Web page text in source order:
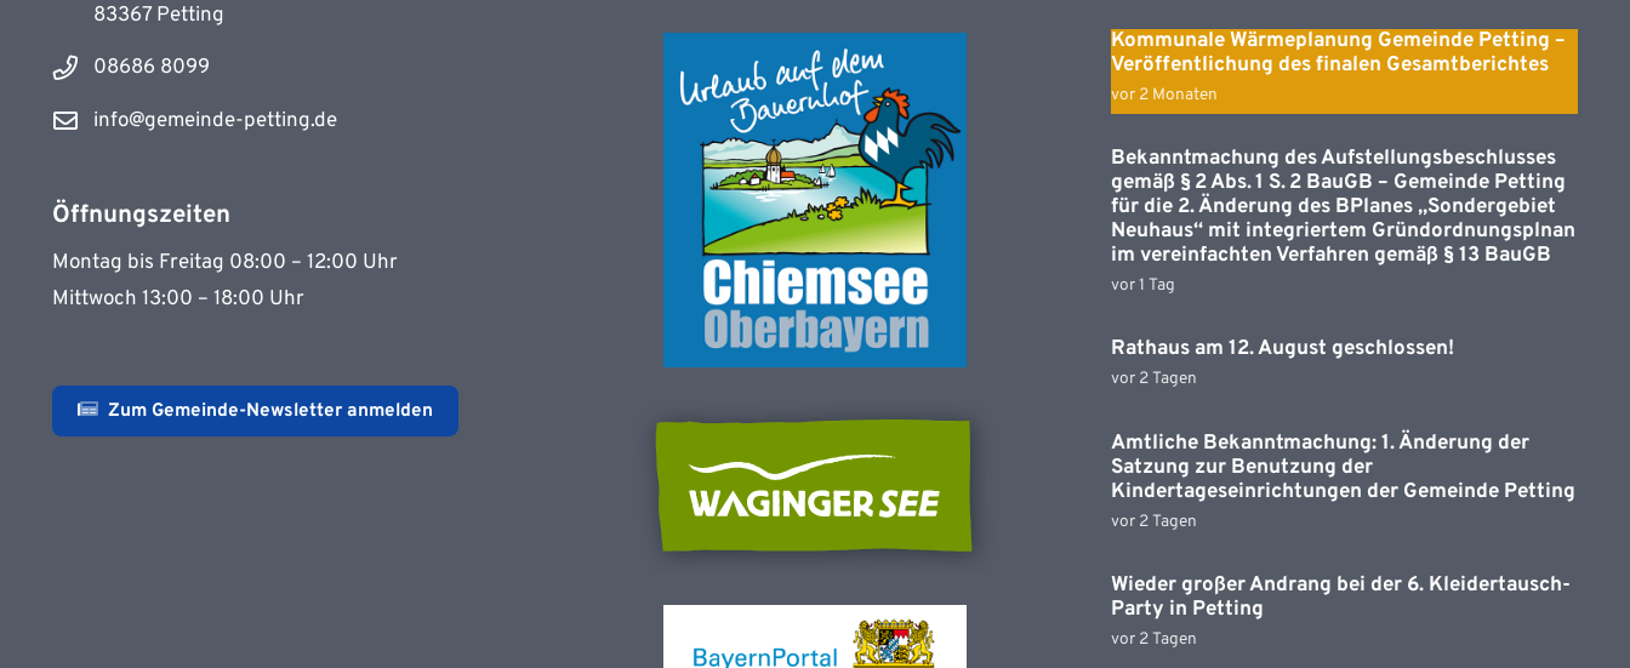
83367 Petting
08686 8099
info@gemeinde-petting.de
Öffnungszeiten
Montag bis Freitag 08:00 – 12:00 Uhr
Mittwoch 13:00 – 18:00 Uhr
Zum Gemeinde-Newsletter anmelden
Kommunale Wärmeplanung Gemeinde Petting –
Veröffentlichung des finalen Gesamtberichtes
vor 2 Monaten
Bekanntmachung des Aufstellungsbeschlusses
gemäß § 2 Abs. 1 S. 2 BauGB – Gemeinde Petting
für die 2. Änderung des BPlanes „Sondergebiet
Neuhaus“ mit integriertem Gründordnungsplnan
im vereinfachten Verfahren gemäß § 13 BauGB
vor 1 Tag
Rathaus am 12. August geschlossen!
vor 2 Tagen
Amtliche Bekanntmachung: 1. Änderung der
Satzung zur Benutzung der
Kindertageseinrichtungen der Gemeinde Petting
vor 2 Tagen
Wieder großer Andrang bei der 6. Kleidertausch-
Party in Petting
vor 2 Tagen